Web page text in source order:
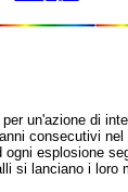
un'azione di
consecutivi nel
esplosione
lanciano i